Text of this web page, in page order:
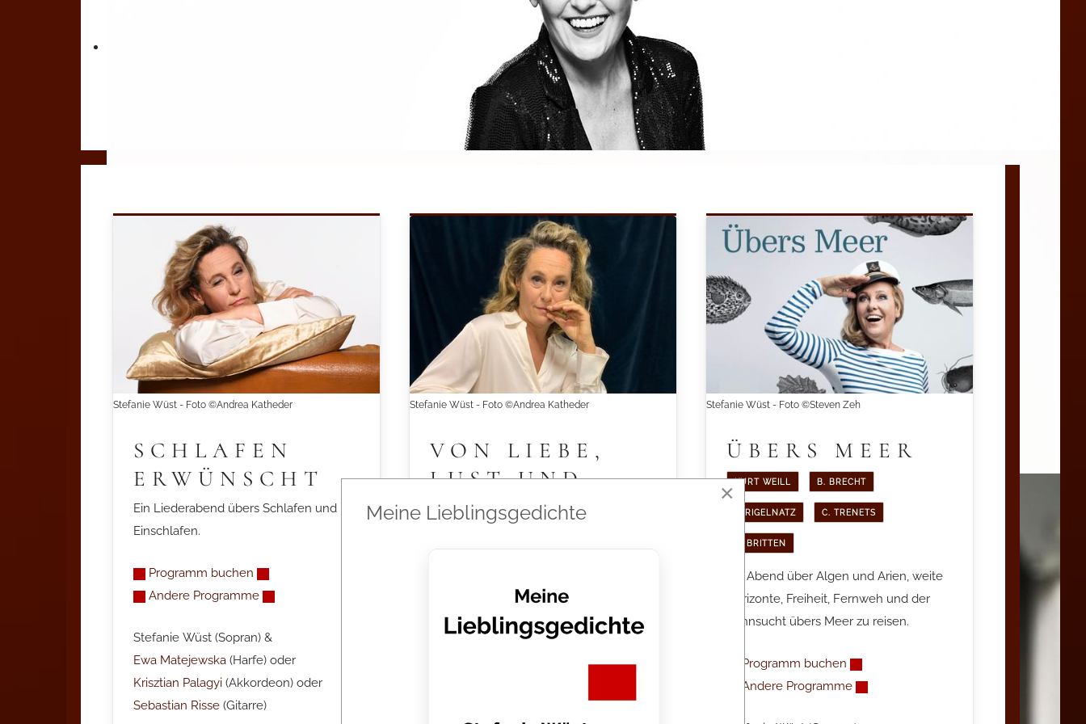
Stefanie Wüst - Foto ©Andrea Katheder
SCHLAFEN
ERWÜNSCHT
Ein Liederabend übers Schlafen und
Einschlafen.
Programm buchen
Andere Programme
Stefanie Wüst (Sopran) &
Ewa Matejewska (Harfe) oder
Krisztian Palagyi (Akkordeon) oder
Sebastian Risse (Gitarre)
Stefanie Wüst - Foto ©Andrea Katheder
VON LIEBE,
LUST UND
LEIDEN-
Ein ganz besonderer Abend, mit
und Tiefe der Liebe, von Dowland über
Mozart, Schumann bis zu Weill,
Stefanie Wüst - Foto ©Steven Zeh
ÜBERS MEER
KURT WEILL B. BRECHT
J. RIGELNATZ C. TRENETS
B. BRITTEN
Ein Abend über Algen und Arien, weite
Horizonte, Freiheit, Fernweh und der
Sehnsucht übers Meer zu reisen.
Programm buchen
Andere Programme
×
Meine Lieblingsgedichte